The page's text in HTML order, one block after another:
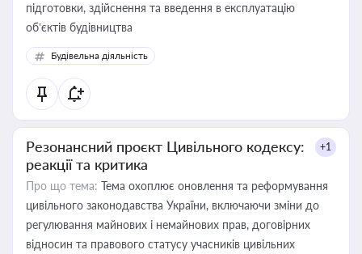
підготовки, здійснення та введення в експлуатацію
об’єктів будівництва
Будівельна діяльність
Резонансний проєкт Цивільного кодексу:
реакції та критика
+1
Про що тема: Тема охоплює оновлення та реформування
цивільного законодавства України, включаючи зміни до
регулювання майнових і немайнових прав, договірних
відносин та правового статусу учасників цивільних